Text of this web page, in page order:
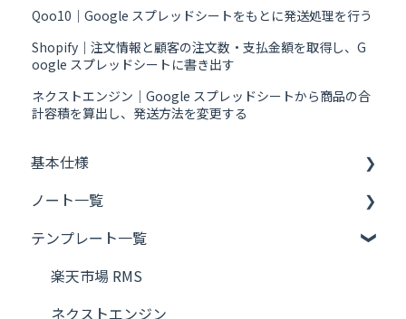
Qoo10｜Google スプレッドシートをもとに発送処理を行う
Shopify｜注文情報と顧客の注文数・支払金額を取得し、G
oogle スプレッドシートに書き出す
ネクストエンジン｜Google スプレッドシートから商品の合
計容積を算出し、発送方法を変更する
基本仕様
フレーズのつくりかた
ノート一覧
OpenAI
ネクストエンジン
楽天市場 RMS
テンプレート一覧
楽天市場 RMS
ネクストエンジン